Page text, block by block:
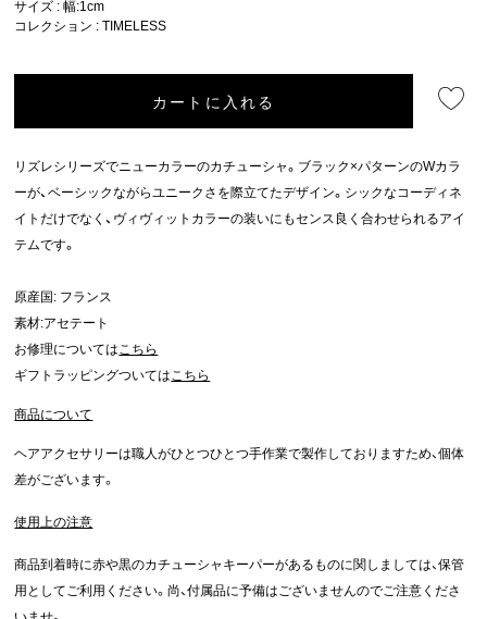
サイズ : 幅:1cm
コレクション :TIMELESS
カートに入れる
リズレシリーズでニューカラーのカチューシャ。ブラック×パターンのWカラ
ーが、ベーシックながらユニークさを際立てたデザイン。シックなコーディネ
イトだけでなく、ヴィヴィットカラーの装いにもセンス良く合わせられるアイ
テムです。
原産国: フランス
素材:アセテート
お修理についてはこちら
ギフトラッピングついてはこちら
商品について
ヘアアクセサリーは職人がひとつひとつ手作業で製作しておりますため、個体
差がございます。
使用上の注意
商品到着時に赤や黒のカチューシャキーパーがあるものに関しましては、保管
用としてご利用ください。尚、付属品に予備はございませんのでご注意くださ